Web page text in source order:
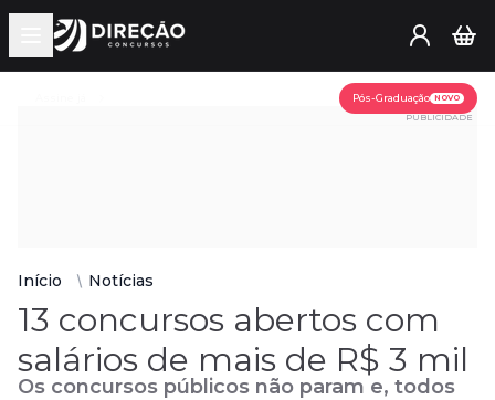
Open main menu
Pós-Graduação NOVO
PUBLICIDADE
Início Notícias
13 concursos abertos com
salários de mais de R$ 3 mil
Os concursos públicos não param e, todos